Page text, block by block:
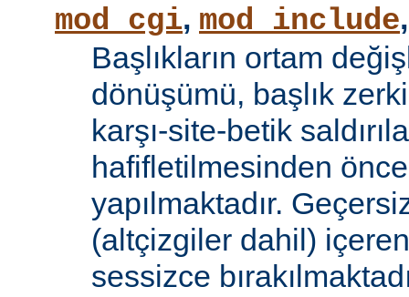
mod_cgi, mod_include
Başlıkların ortam
dönüşümü, başlık
karşı-site-betik
hafifletilmesinden
yapılmaktadır.
(altçizgiler dahil)
sessizce